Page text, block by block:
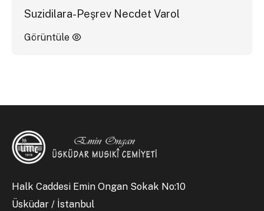
Suzidilara-Peşrev Necdet Varol
Görüntüle
Halk Caddesi Emin Ongan Sokak No:10
Üsküdar / İstanbul